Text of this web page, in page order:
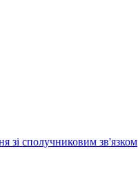
зі сполучниковим зв'язком